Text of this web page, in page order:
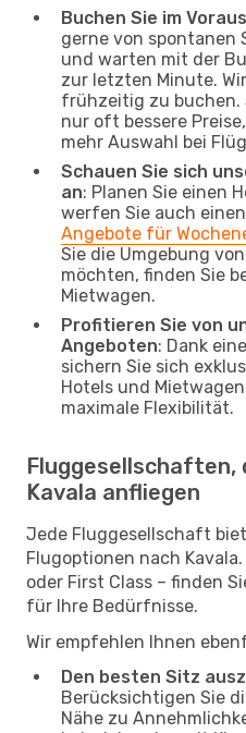
Buchen Sie im Voraus
gerne von spontanen
und warten mit der
zur letzten Minute.
frühzeitig zu buchen.
nur oft bessere
mehr Auswahl bei
Schauen Sie sich
an: Planen Sie einen
werfen Sie auch
Angebote für
Sie die Umgebung
möchten, finden Sie
Mietwagen.
Profitieren Sie von
Angeboten: Dank
sichern Sie sich
Hotels und
maximale Flexibilität.
Fluggesellschaften,
Kavala anfliegen
Jede Fluggesellschaft
Flugoptionen nach
oder First Class – finden
für Ihre Bedürfnisse.
Wir empfehlen Ihnen
Den besten Sitz
Berücksichtigen Sie
Nähe zu